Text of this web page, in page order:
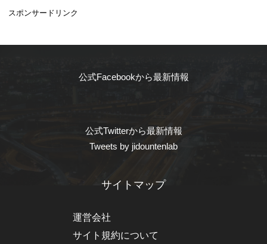
スポンサードリンク
公式Facebookから最新情報
公式Twitterから最新情報
Tweets by jidountenlab
サイトマップ
運営会社
サイト規約について